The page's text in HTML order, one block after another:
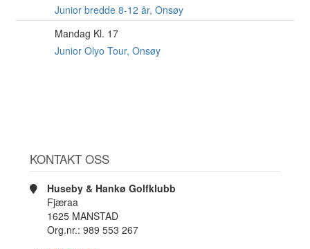
Junior bredde 8-12 år, Onsøy
Mandag Kl. 17
Junior Olyo Tour, Onsøy
KONTAKT OSS
Huseby & Hankø Golfklubb
Fjæraa
1625 MANSTAD
Org.nr.: 989 553 267